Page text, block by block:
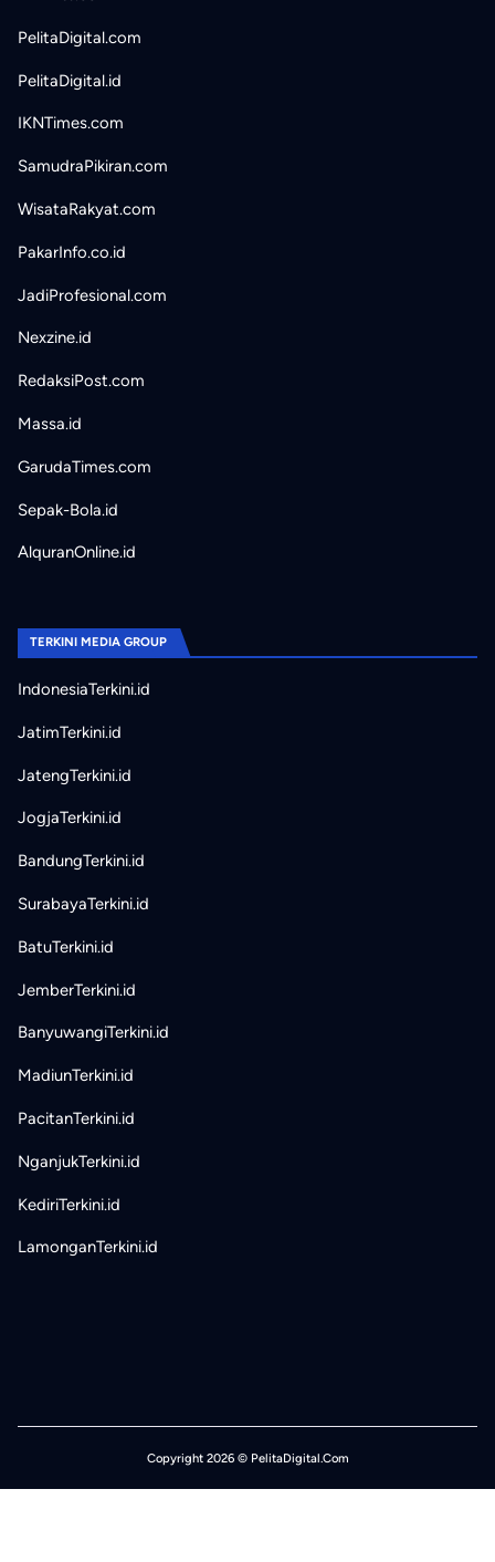
PelitaDigital.com
PelitaDigital.id
IKNTimes.com
SamudraPikiran.com
WisataRakyat.com
PakarInfo.co.id
JadiProfesional.com
Nexzine.id
RedaksiPost.com
Massa.id
GarudaTimes.com
Sepak-Bola.id
AlquranOnline.id
TERKINI MEDIA GROUP
IndonesiaTerkini.id
JatimTerkini.id
JatengTerkini.id
JogjaTerkini.id
BandungTerkini.id
SurabayaTerkini.id
BatuTerkini.id
JemberTerkini.id
BanyuwangiTerkini.id
MadiunTerkini.id
PacitanTerkini.id
NganjukTerkini.id
KediriTerkini.id
LamonganTerkini.id
Copyright 2026 © PelitaDigital.Com